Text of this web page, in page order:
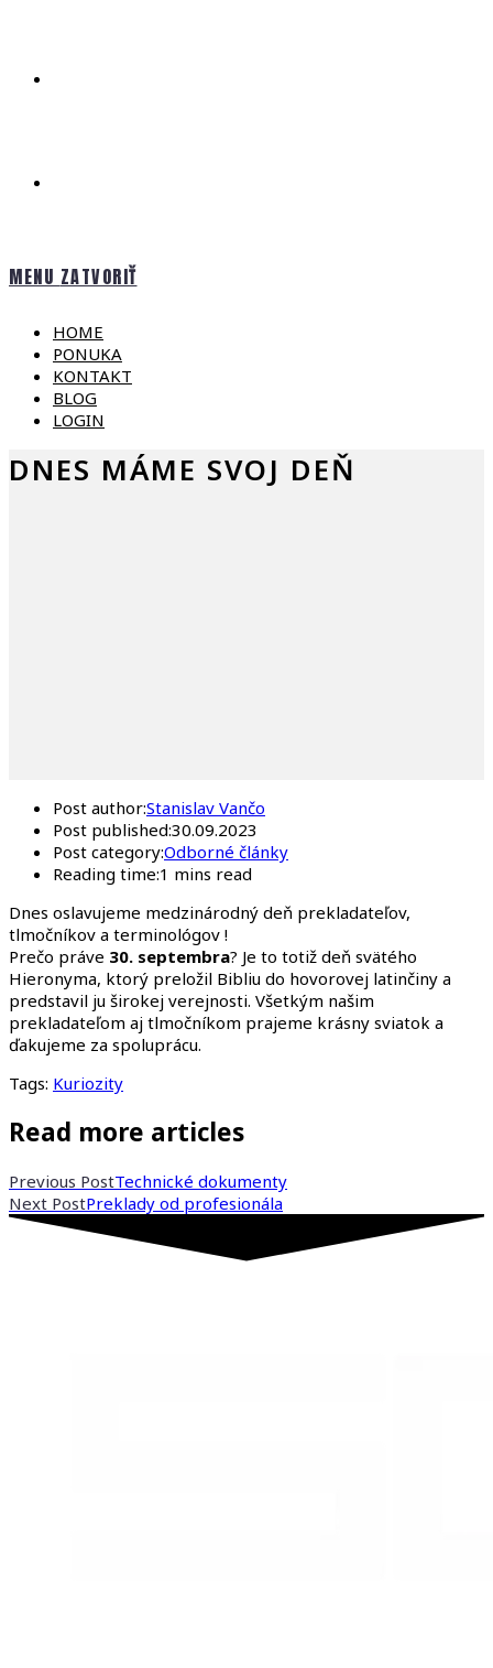
MENU ZATVORIŤ
HOME
PONUKA
KONTAKT
BLOG
LOGIN
DNES MÁME SVOJ DEŇ
Post author:Stanislav Vančo
Post published:30.09.2023
Post category:Odborné články
Reading time:1 mins read
Dnes oslavujeme medzinárodný deň prekladateľov,
tlmočníkov a terminológov !
Prečo práve 30. septembra? Je to totiž deň svätého
Hieronyma, ktorý preložil Bibliu do hovorovej latinčiny a
predstavil ju širokej verejnosti. Všetkým našim
prekladateľom aj tlmočníkom prajeme krásny sviatok a
ďakujeme za spoluprácu.
Tags: Kuriozity
Read more articles
Previous PostTechnické dokumenty
Next PostPreklady od profesionála